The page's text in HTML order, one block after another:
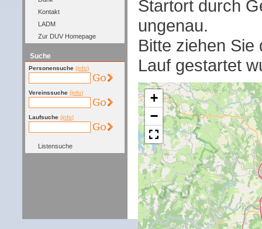
Kontakt
LADM
Zur DUV Homepage
Suche
Personensuche (info)
Vereinssuche (info)
Laufsuche (info)
Listensuche
Startort durch
ungenau.
Bitte ziehen
Lauf gestartet
+
−